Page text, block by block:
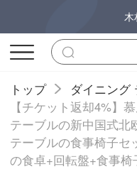
木
トップ
ダイニング
【チケット返却4%】
テーブルの新中国式北
テーブルの食事椅子セ
の食卓+回転盤+食事椅